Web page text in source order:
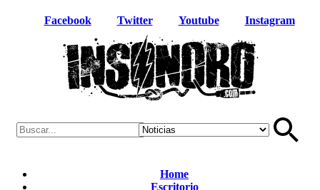
Facebook Twitter Youtube Instagram
Home
Escritorio